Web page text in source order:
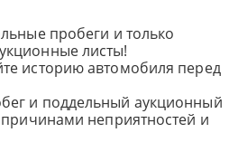
пробеги и только
листы!
историю автомобиля перед
и поддельный аукционный
причинами неприятностей и